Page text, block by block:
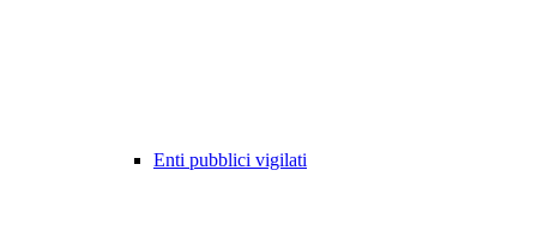
Enti pubblici vigilati